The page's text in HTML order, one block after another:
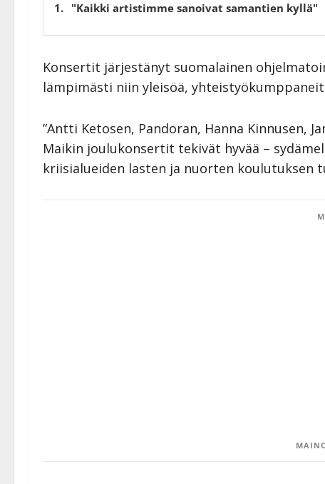
"Kaikki artistimme sanoivat samantien kyllä"
Konsertit järjestänyt suomalainen
lämpimästi niin yleisöä,
”Antti Ketosen, Pandoran, Hanna Kinnusen,
Maikin joulukonsertit tekivät hyvää –
kriisialueiden lasten ja nuorten koulutuksen